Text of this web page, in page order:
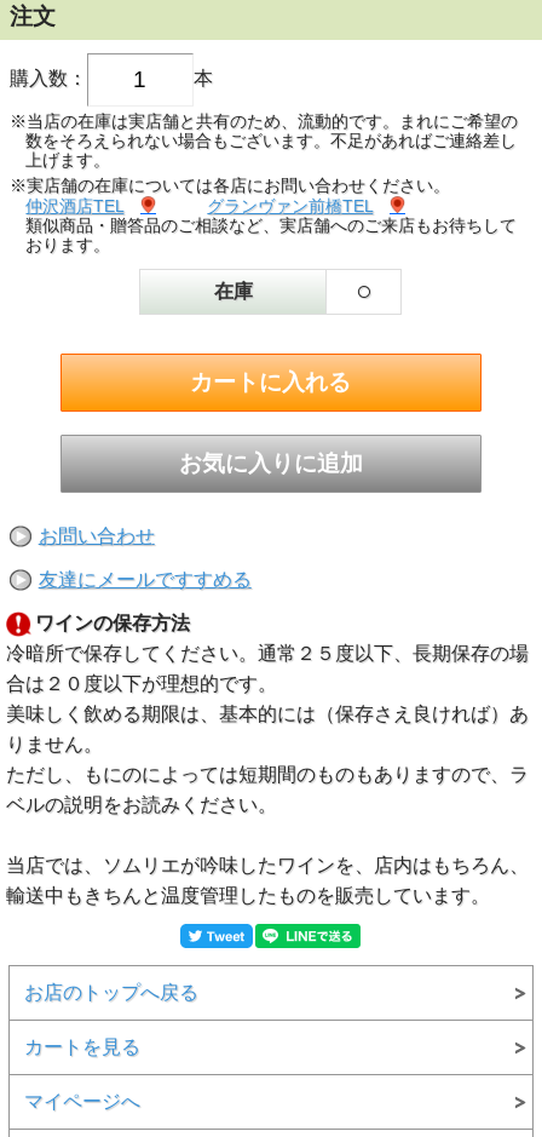
注文
購入数： 本
※当店の在庫は実店舗と共有のため、流動的です。まれにご希望の
数をそろえられない場合もございます。不足があればご連絡差し
上げます。
※実店舗の在庫については各店にお問い合わせください。
仲沢酒店TEL
グランヴァン前橋TEL
類似商品・贈答品のご相談など、実店舗へのご来店もお待ちして
おります。
在庫 ○
お問い合わせ
友達にメールですすめる
ワインの保存方法
冷暗所で保存してください。通常２５度以下、長期保存の場
合は２０度以下が理想的です。
美味しく飲める期限は、基本的には（保存さえ良ければ）あ
りません。
ただし、もにのによっては短期間のものもありますので、ラ
ベルの説明をお読みください。
当店では、ソムリエが吟味したワインを、店内はもちろん、
輸送中もきちんと温度管理したものを販売しています。
お店のトップへ戻る
カートを見る
マイページへ